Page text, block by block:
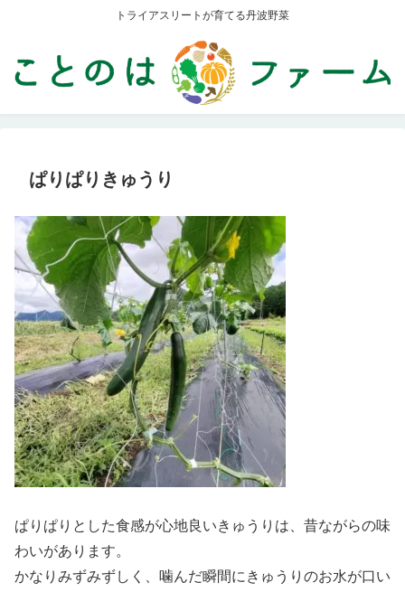
トライアスリートが育てる丹波野菜
ぱりぱりきゅうり
ぱりぱりとした食感が心地良いきゅうりは、昔ながらの味
わいがあります。
かなりみずみずしく、噛んだ瞬間にきゅうりのお水が口い